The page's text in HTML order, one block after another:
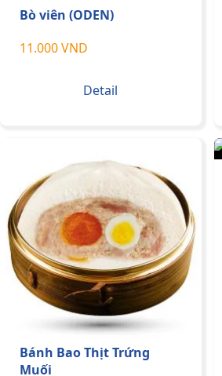
Bò viên (ODEN)
11.000 VND
Detail
Bánh Bao Thịt Trứng
Muối